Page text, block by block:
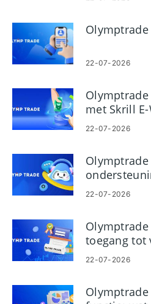
22-07-2026
met Skrill
limieten
22-07-2026
22-07-2026
toegang tot
22-07-2026